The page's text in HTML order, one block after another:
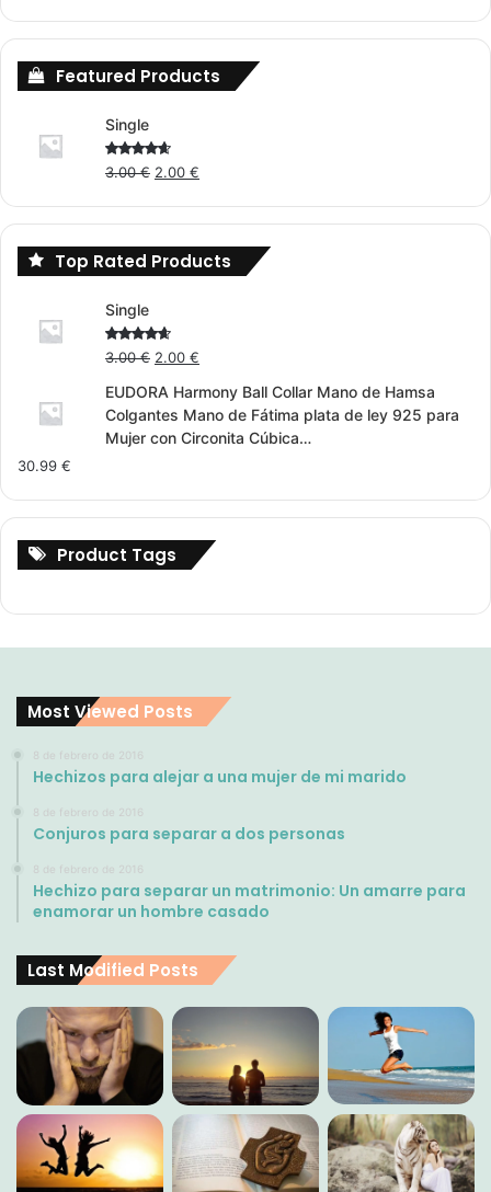
Featured Products
Single
Rated
out
3.00€ Original
2.00 €
Top Rated Products
Single
Rated
out
of 5
3.00€ Original
was:
3.00 €.
2.00 €
is:
2.00 €.
EUDORA Harmony Ball Collar Mano de Hamsa
Colgantes Mano de Fátima plata de ley 925 para
Mujer con Circonita Cúbica…
30.99 €
Product Tags
Most Viewed Posts
8 de febrero de 2016
Hechizos para alejar a una mujer de mi marido
8 de febrero de 2016
Conjuros para separar a dos personas
8 de febrero de 2016
Hechizo para separar un matrimonio: Un amarre para
enamorar un hombre casado
Last Modified Posts